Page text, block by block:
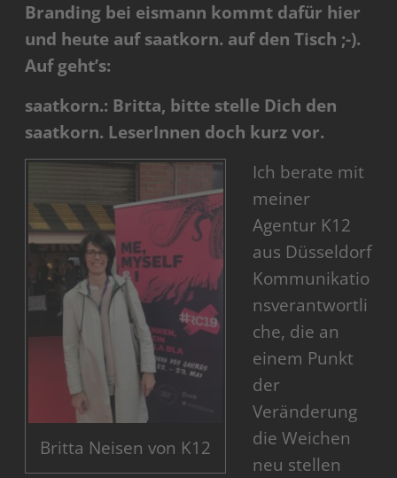
Branding bei eismann kommt dafür hier
und heute auf saatkorn. auf den Tisch ;-).
Auf geht’s:
saatkorn.: Britta, bitte stelle Dich den
saatkorn. LeserInnen doch kurz vor.
Britta Neisen von K12
Ich berate mit
meiner
Agentur K12
aus Düsseldorf
Kommunikatio
nsverantwortli
che, die an
einem Punkt
der
Veränderung
die Weichen
neu stellen